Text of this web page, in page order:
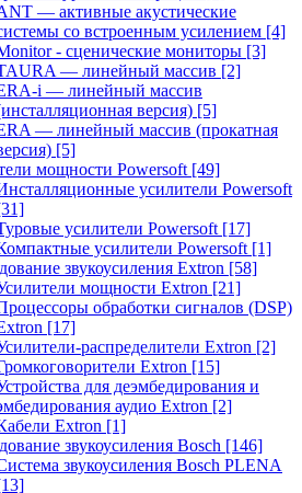
— активные акустические
со встроенным усилением [4]
- сценические мониторы [3]
— линейный массив [2]
i — линейный массив
версия) [5]
— линейный массив (прокатная
[5]
мощности Powersoft [49]
усилители Powersoft
усилители Powersoft [17]
усилители Powersoft [1]
звукоусиления Extron [58]
мощности Extron [21]
обработки сигналов (DSP)
[17]
распределители Extron [2]
Extron [15]
для деэмбедирования и
аудио Extron [2]
Extron [1]
звукоусиления Bosch [146]
звукоусиления Bosch PLENA